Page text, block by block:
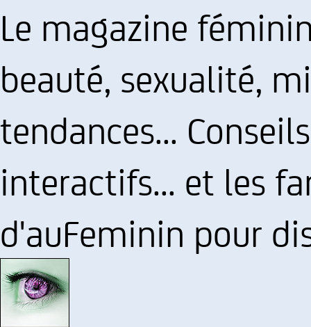
Le magazine
beauté, sexualité,
tendances...
interactifs... et les
d'auFeminin pour